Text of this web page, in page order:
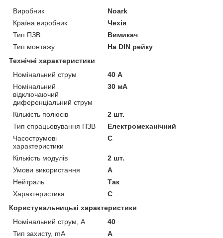
Виробник
Noark
Країна виробник
Чехія
Тип ПЗВ
Вимикач
Тип монтажу
На DIN рейку
Технічні характеристики
Номінальний струм
40 А
Номінальний
відключаючий
диференціальний струм
30 мА
Кількість полюсів
2 шт.
Тип спрацьовування ПЗВ
Електромеханічний
Часострумові
характеристики
C
Кількість модулів
2 шт.
Умови використання
А
Нейтраль
Так
Характеристика
C
Користувальницькі характеристики
Номінальний струм, А
40
Тип захисту, mA
А